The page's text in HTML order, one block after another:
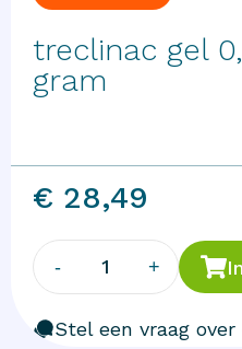
treclinac gel
gram
€ 28,49
- 1 +
Stel een vraag